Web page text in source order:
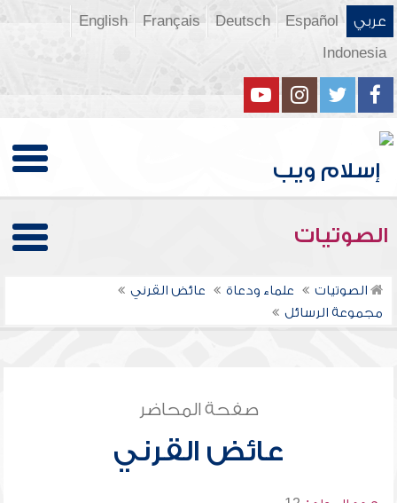
عربي Español
Deutsch
Français
English
Indonesia
الصوتيات
الصوتيات علماء ودعاة
عائض القرني
مجموعة الرسائل
صفحة المحاضر
عائض القرني